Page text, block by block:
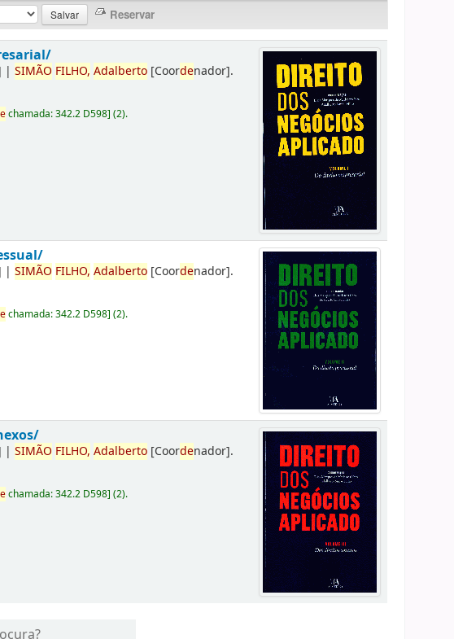
|SIMÃO FILHO, Adalberto [Coordenador].
chamada:342.2 D598](2).
|SIMÃO FILHO, Adalberto [Coordenador].
chamada:342.2 D598](2).
|SIMÃO FILHO, Adalberto [Coordenador].
chamada:342.2 D598](2).